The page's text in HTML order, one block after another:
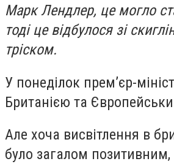
Марк Лендлер, це могло
тоді це відбулося зі
тріском.
У понеділок прем’єр-
Британією та
Але хоча висвітлення в
було загалом